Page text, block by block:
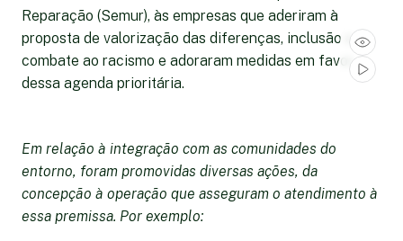
Reparação (Semur), às empresas que aderiram à
proposta de valorização das diferenças, inclusão e
combate ao racismo e adoraram medidas em favor
dessa agenda prioritária.
Em relação à integração com as comunidades do
entorno, foram promovidas diversas ações, da
concepção à operação que asseguram o atendimento à
essa premissa. Por exemplo: